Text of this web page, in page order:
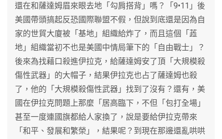
還在和薩達姆眉來眼去地「勾肩搭背」嗎？「9•11」後
美國帶頭搞起反恐國際聯盟不假，但說到底還是因為自
家的世貿大廈被「基地」組織給炸了，而且這個「蕋
地」組織當初不也是美國中情局筆下的「自由戰士」？
後來為找藉口殺進伊拉克，給薩達姆安了頂「大規模殺
傷性武器」的大帽子，結果伊拉克也占了薩達姆也殺
了，他的「大規模殺傷性武器」找到了沒有？還有，美
國在伊拉克問題上那麼「居高臨下，不但「包打全場」
甚至一度連國旗都給人家換了，說是要給伊拉克帶來
「和平、發展和繁榮」，結果呢？到現在那邊還亂哄哄